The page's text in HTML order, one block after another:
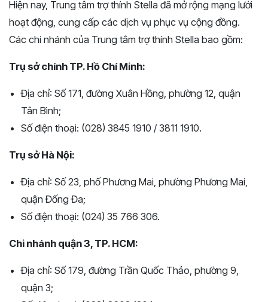
Hiện nay, Trung tâm trợ thính Stella đã mở rộng mạng lưới
hoạt động, cung cấp các dịch vụ phục vụ cộng đồng.
Các chi nhánh của Trung tâm trợ thính Stella bao gồm:
Trụ sở chính TP. Hồ Chí Minh:
Địa chỉ: Số 171, đường Xuân Hồng, phường 12, quận
Tân Bình;
Số điện thoại: (028) 3845 1910 / 3811 1910.
Trụ sở Hà Nội:
Địa chỉ: Số 23, phố Phương Mai, phường Phương Mai,
quận Đống Đa;
Số điện thoại: (024) 35 766 306.
Chi nhánh quận 3, TP. HCM:
Địa chỉ: Số 179, đường Trần Quốc Thảo, phường 9,
quận 3;